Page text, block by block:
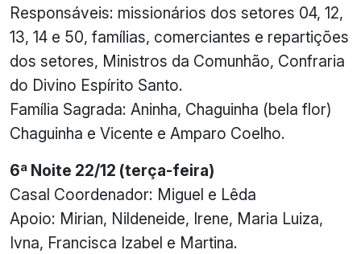
Responsáveis: missionários dos setores 04, 12,
13, 14 e 50, famílias, comerciantes e repartições
dos setores, Ministros da Comunhão, Confraria
do Divino Espírito Santo.
Família Sagrada: Aninha, Chaguinha (bela flor)
Chaguinha e Vicente e Amparo Coelho.
6ª Noite 22/12 (terça-feira)
Casal Coordenador: Miguel e Lêda
Apoio: Mirian, Nildeneide, Irene, Maria Luiza,
Ivna, Francisca Izabel e Martina.